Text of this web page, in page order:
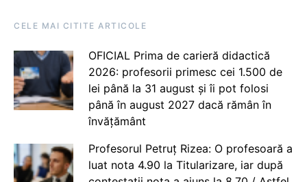
CELE MAI CITITE ARTICOLE
OFICIAL Prima de carieră didactică
2026: profesorii primesc cei 1.500 de
lei până la 31 august și îi pot folosi
până în august 2027 dacă rămân în
învățământ
Profesorul Petruț Rizea: O profesoară a
luat nota 4.90 la Titularizare, iar după